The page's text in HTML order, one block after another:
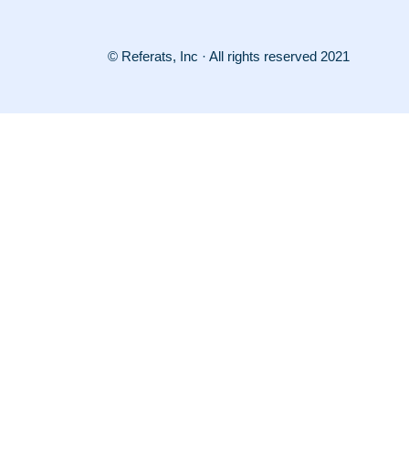
© Referats, Inc · All rights reserved 2021